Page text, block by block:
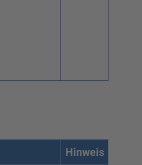
Hinweis